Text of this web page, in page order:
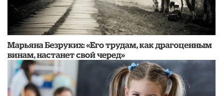
Марьяна Безруких: «Его трудам, как драгоценным
винам, настанет свой черед»